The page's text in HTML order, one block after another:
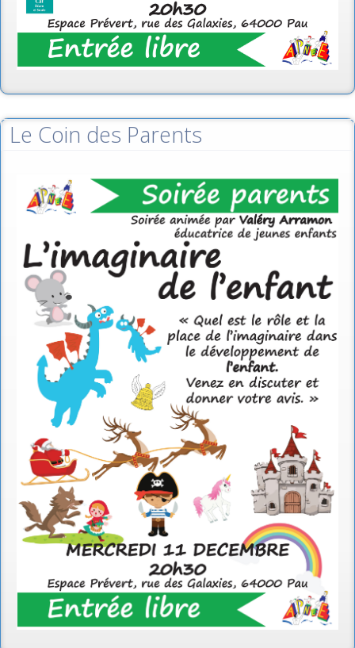
Le Coin des Parents